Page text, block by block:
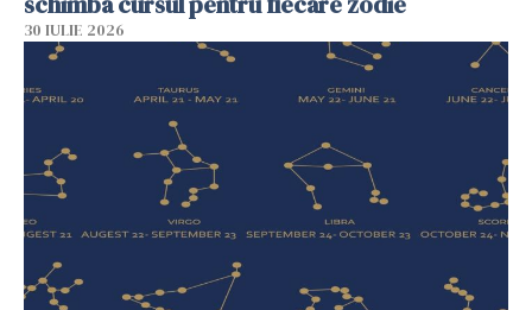
30 IULIE 2026